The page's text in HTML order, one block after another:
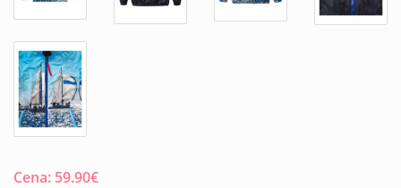
Cena: 59.90€